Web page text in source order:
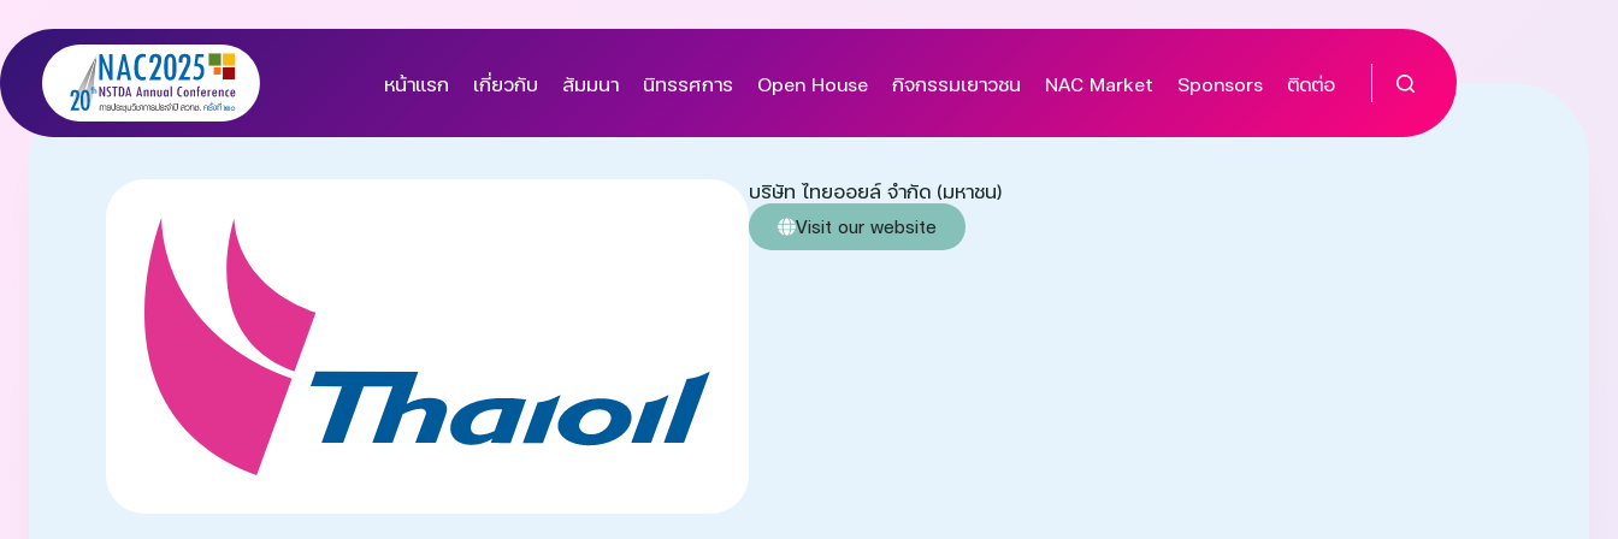
หน้าแรก เกี่ยวกับ สัมมนา นิทรรศการ Open House กิจกรรมเยาวชน NAC Market Sponsors ติดต่อ
บริษัท ไทยออยล์ จำกัด (มหาชน)
Visit our website